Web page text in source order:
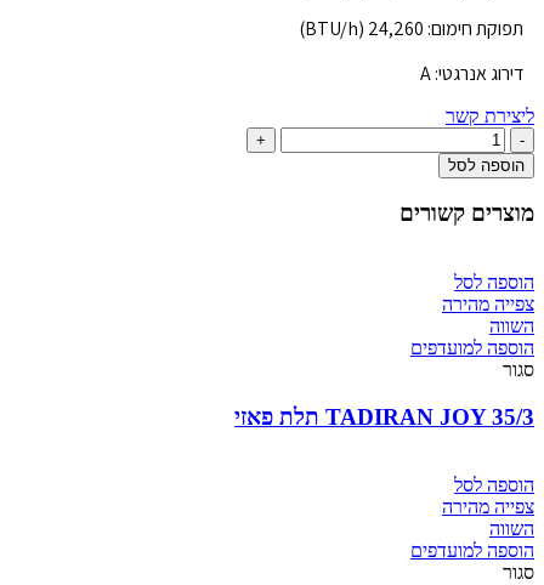
תפוקת חימום: 24,260 (BTU/h)
דירוג אנרגטי:A
ליצירת קשר
כמות
של
28
TADIRAN
ALPHA
הוספה לסל
מוצרים קשורים
הוספה לסל
צפייה מהירה
השווה
הוספה למועדפים
סגור
TADIRAN JOY 35/3 תלת פאזי
הוספה לסל
צפייה מהירה
השווה
הוספה למועדפים
סגור